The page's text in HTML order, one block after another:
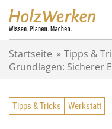
Startseite » Tipps &
Grundlagen: Sicherer
Tipps & Tricks Werkstatt